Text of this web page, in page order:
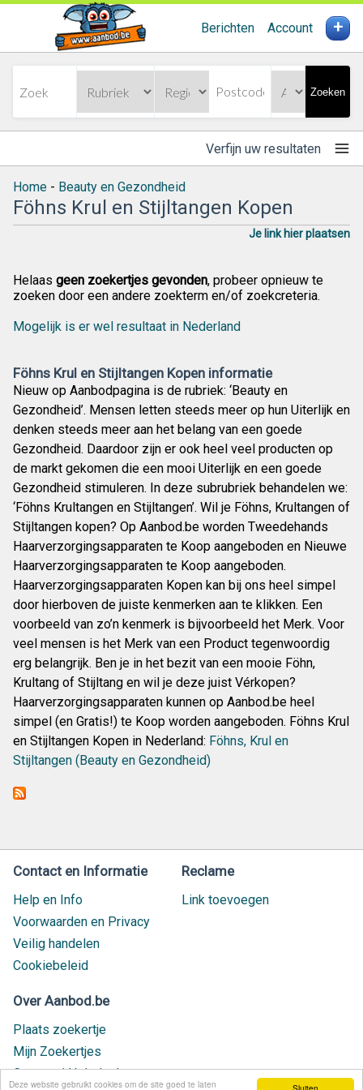
Deze website gebruikt cookies om de site goed te laten
Berichten Account +
Zoeken
Verfijn uw resultaten
Home - Beauty en Gezondheid
Föhns Krul en Stijltangen Kopen
Je link hier plaatsen
Helaas geen zoekertjes gevonden, probeer opnieuw te
zoeken door een andere zoekterm en/of zoekcreteria.
Mogelijk is er wel resultaat in Nederland
Föhns Krul en Stijltangen Kopen informatie
Nieuw op Aanbodpagina is de rubriek: ‘Beauty en
Gezondheid’. Mensen letten steeds meer op hun Uiterlijk en
denken steeds meer aan het belang van een goede
Gezondheid. Daardoor zijn er ook heel veel producten op
de markt gekomen die een mooi Uiterlijk en een goede
Gezondheid stimuleren. In deze subrubriek behandelen we:
‘Föhns Krultangen en Stijltangen’. Wil je Föhns, Krultangen of
Stijltangen kopen? Op Aanbod.be worden Tweedehands
Haarverzorgingsapparaten te Koop aangeboden en Nieuwe
Haarverzorgingsapparaten te Koop aangeboden.
Haarverzorgingsapparaten Kopen kan bij ons heel simpel
door hierboven de juiste kenmerken aan te klikken. Een
voorbeeld van zo’n kenmerk is bijvoorbeeld het Merk. Voor
veel mensen is het Merk van een Product tegenwoordig
erg belangrijk. Ben je in het bezit van een mooie Föhn,
Krultang of Stijltang en wil je deze juist Vérkopen?
Haarverzorgingsapparaten kunnen op Aanbod.be heel
simpel (en Gratis!) te Koop worden aangeboden. Föhns Krul
en Stijltangen Kopen in Nederland: Föhns, Krul en
Stijltangen (Beauty en Gezondheid)
Contact en Informatie
Help en Info
Voorwaarden en Privacy
Veilig handelen
Cookiebeleid
Reclame
Link toevoegen
Over Aanbod.be
Plaats zoekertje
Mijn Zoekertjes
Contact / Helpdesk